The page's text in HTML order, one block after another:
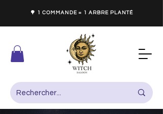
🌳 1 COMMANDE = 1 ARBRE PLANTÉ